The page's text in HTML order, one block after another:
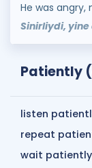
He was
Sinirliydi, yine
Patiently
listen
repeat
wait